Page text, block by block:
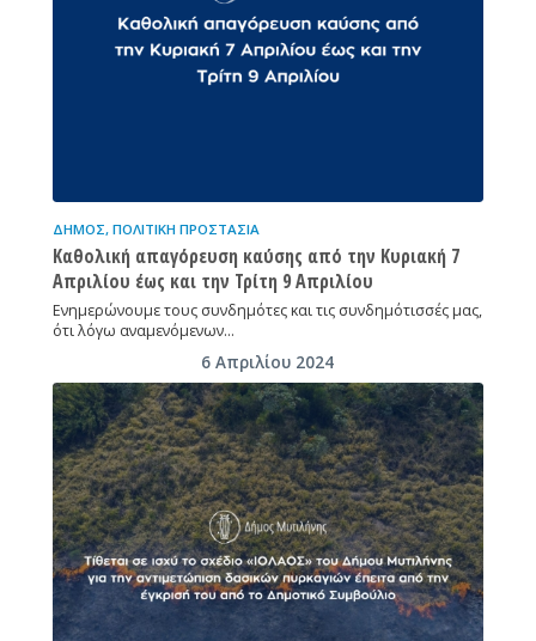
ΔΉΜΟΣ, ΠΟΛΙΤΙΚΉ ΠΡΟΣΤΑΣΊΑ
Καθολική απαγόρευση καύσης από την Κυριακή 7
Απριλίου έως και την Τρίτη 9 Απριλίου
Ενημερώνουμε τους συνδημότες και τις συνδημότισσές μας,
ότι λόγω αναμενόμενων…
6 Απριλίου 2024